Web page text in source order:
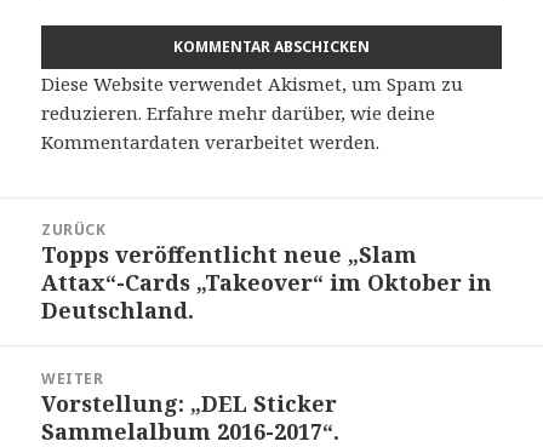
Diese Website verwendet Akismet, um Spam zu
reduzieren.Erfahre mehr darüber, wie deine
Kommentardaten verarbeitet werden.
ZURÜCK
Vorheriger
Beitrag:
Topps veröffentlicht neue „Slam
Attax“-Cards „Takeover“ im Oktober in
Deutschland.
WEITER
Nächster
Beitrag:
Vorstellung: „DEL Sticker
Sammelalbum 2016-2017“.